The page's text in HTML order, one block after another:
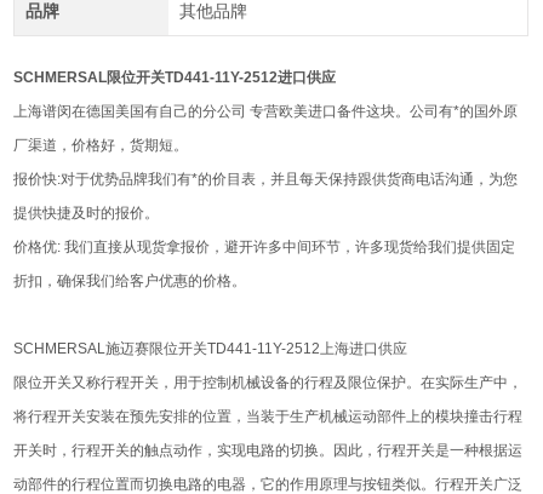
品牌 其他品牌
SCHMERSAL限位开关TD441-11Y-2512进口供应
上海谱闵在德国美国有自己的分公司 专营欧美进口备件这块。公司有*的国外原
厂渠道，价格好，货期短。
报价快:对于优势品牌我们有*的价目表，并且每天保持跟供货商电话沟通，为您
提供快捷及时的报价。
价格优: 我们直接从现货拿报价，避开许多中间环节，许多现货给我们提供固定
折扣，确保我们给客户优惠的价格。
SCHMERSAL施迈赛限位开关TD441-11Y-2512上海进口供应
限位开关又称行程开关，用于控制机械设备的行程及限位保护。在实际生产中，
将行程开关安装在预先安排的位置，当装于生产机械运动部件上的模块撞击行程
开关时，行程开关的触点动作，实现电路的切换。因此，行程开关是一种根据运
动部件的行程位置而切换电路的电器，它的作用原理与按钮类似。行程开关广泛